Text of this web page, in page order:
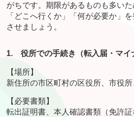
がちです。期限があるものも多い
「どこへ行くか」「何が必要か」
させましょう。
1. 役所での手続き（転入届・マイ
【場所】
新住所の市区町村の区役所、市役
【必要書類】
転出証明書、本人確認書類（免許